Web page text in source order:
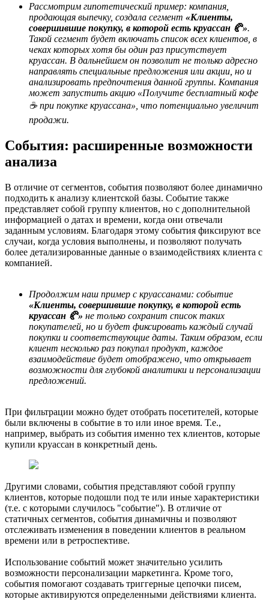
Рассмотрим гипотетический пример: компания,
продающая выпечку, создала сегмент «Клиенты,
совершившие покупку, в которой есть круассан 🥐».
Такой сегмент будет включать список всех клиентов, в
чеках которых хотя бы один раз присутствует
круассан. В дальнейшем он позволит не только адресно
направлять специальные предложения или акции, но и
анализировать предпочтения данной группы. Компания
может запустить акцию «Получите бесплатный кофе
☕️ при покупке круассана», что потенциально увеличит
продажи.
События: расширенные возможности
анализа
В отличие от сегментов, события позволяют более динамично
подходить к анализу клиентской базы. Событие также
представляет собой группу клиентов, но с дополнительной
информацией о датах и времени, когда они отвечали
заданным условиям. Благодаря этому события фиксируют все
случаи, когда условия выполнены, и позволяют получать
более детализированные данные о взаимодействиях клиента с
компанией.
Продолжим наш пример с круассанами: событие
«Клиенты, совершившие покупку, в которой есть
круассан 🥐» не только сохранит список таких
покупателей, но и будет фиксировать каждый случай
покупки и соответствующие даты. Таким образом, если
клиент несколько раз покупал продукт, каждое
взаимодействие будет отображено, что открывает
возможности для глубокой аналитики и персонализации
предложений.
При фильтрации можно будет отобрать посетителей, которые
были включены в событие в то или иное время. Т.е.,
например, выбрать из события именно тех клиентов, которые
купили круассан в конкретный день.
Другими словами, события представляют собой группу
клиентов, которые подошли под те или иные характеристики
(т.е. с которыми случилось "событие"). В отличие от
статичных сегментов, события динамичны и позволяют
отслеживать изменения в поведении клиентов в реальном
времени или в ретроспективе.
Использование событий может значительно усилить
возможности персонализации маркетинга. Кроме того,
события помогают создавать триггерные цепочки писем,
которые активируются определенными действиями клиента.